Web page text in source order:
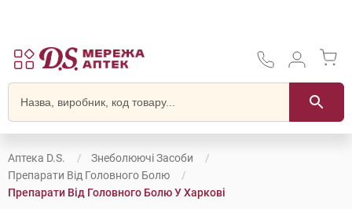
Аптека D.S.
Знеболюючі Засоби
Препарати Від Головного Болю
Препарати Від Головного Болю У Харкові